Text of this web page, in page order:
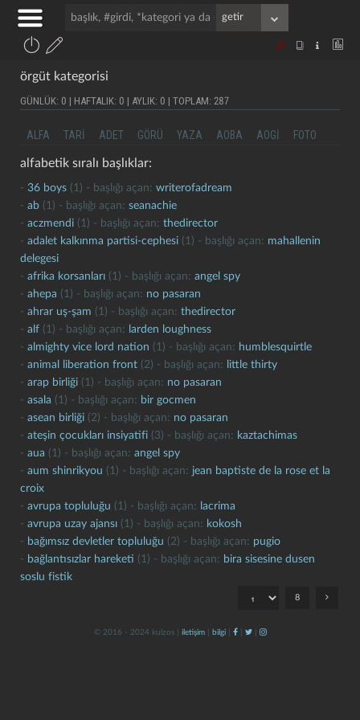
örgüt kategorisi
GÜNLÜK: 0 | HAFTALIK: 0 | AYLIK: 0 | TOPLAM: 287
ALFA TARI ADET GÖRÜ YAZA AOBA AOGI FOTO
alfabetik sıralı başlıklar:
- 36 boys (1) - başlığı açan: writerofadream
- ab (1) - başlığı açan: seanachie
- aczmendi (1) - başlığı açan: thedirector
- adalet kalkınma partisi-cephesi (1) - başlığı açan: mahallenin
delegesi
- afrika korsanları (1) - başlığı açan: angel spy
- ahepa (1) - başlığı açan: no pasaran
- ahrar uş-şam (1) - başlığı açan: thedirector
- alf (1) - başlığı açan: larden loughness
- almighty vice lord nation (1) - başlığı açan: humblesquirtle
- animal liberation front (2) - başlığı açan:
little thirty
- arap birliği (1) - başlığı açan: no pasaran
- asala (1) - başlığı açan: bir gocmen
- asean birliği (2) - başlığı açan: no pasaran
- ateşin çocukları insiyatifi (3) - başlığı açan: kaztachimas
- aua (1) - başlığı açan: angel spy
- aum shinrikyou (1) - başlığı açan: jean baptiste de la rose et la
croix
- avrupa topluluğu (1) - başlığı açan: lacrima
- avrupa uzay ajansı (1) - başlığı açan: kokosh
- bağımsız devletler topluluğu (2) - başlığı açan: pugio
- bağlantısızlar hareketi (1) - başlığı açan: bira sisesine dusen
soslu fistik
8
© 2016 - 2024 kulzos | iletişim| bilgi| | |